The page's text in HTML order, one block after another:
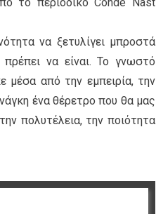
να ξετυλίγει μπροστά
να είναι. Το γνωστό
μέσα από την εμπειρία, την
ένα θέρετρο που θα μας
πολυτέλεια, την ποιότητα